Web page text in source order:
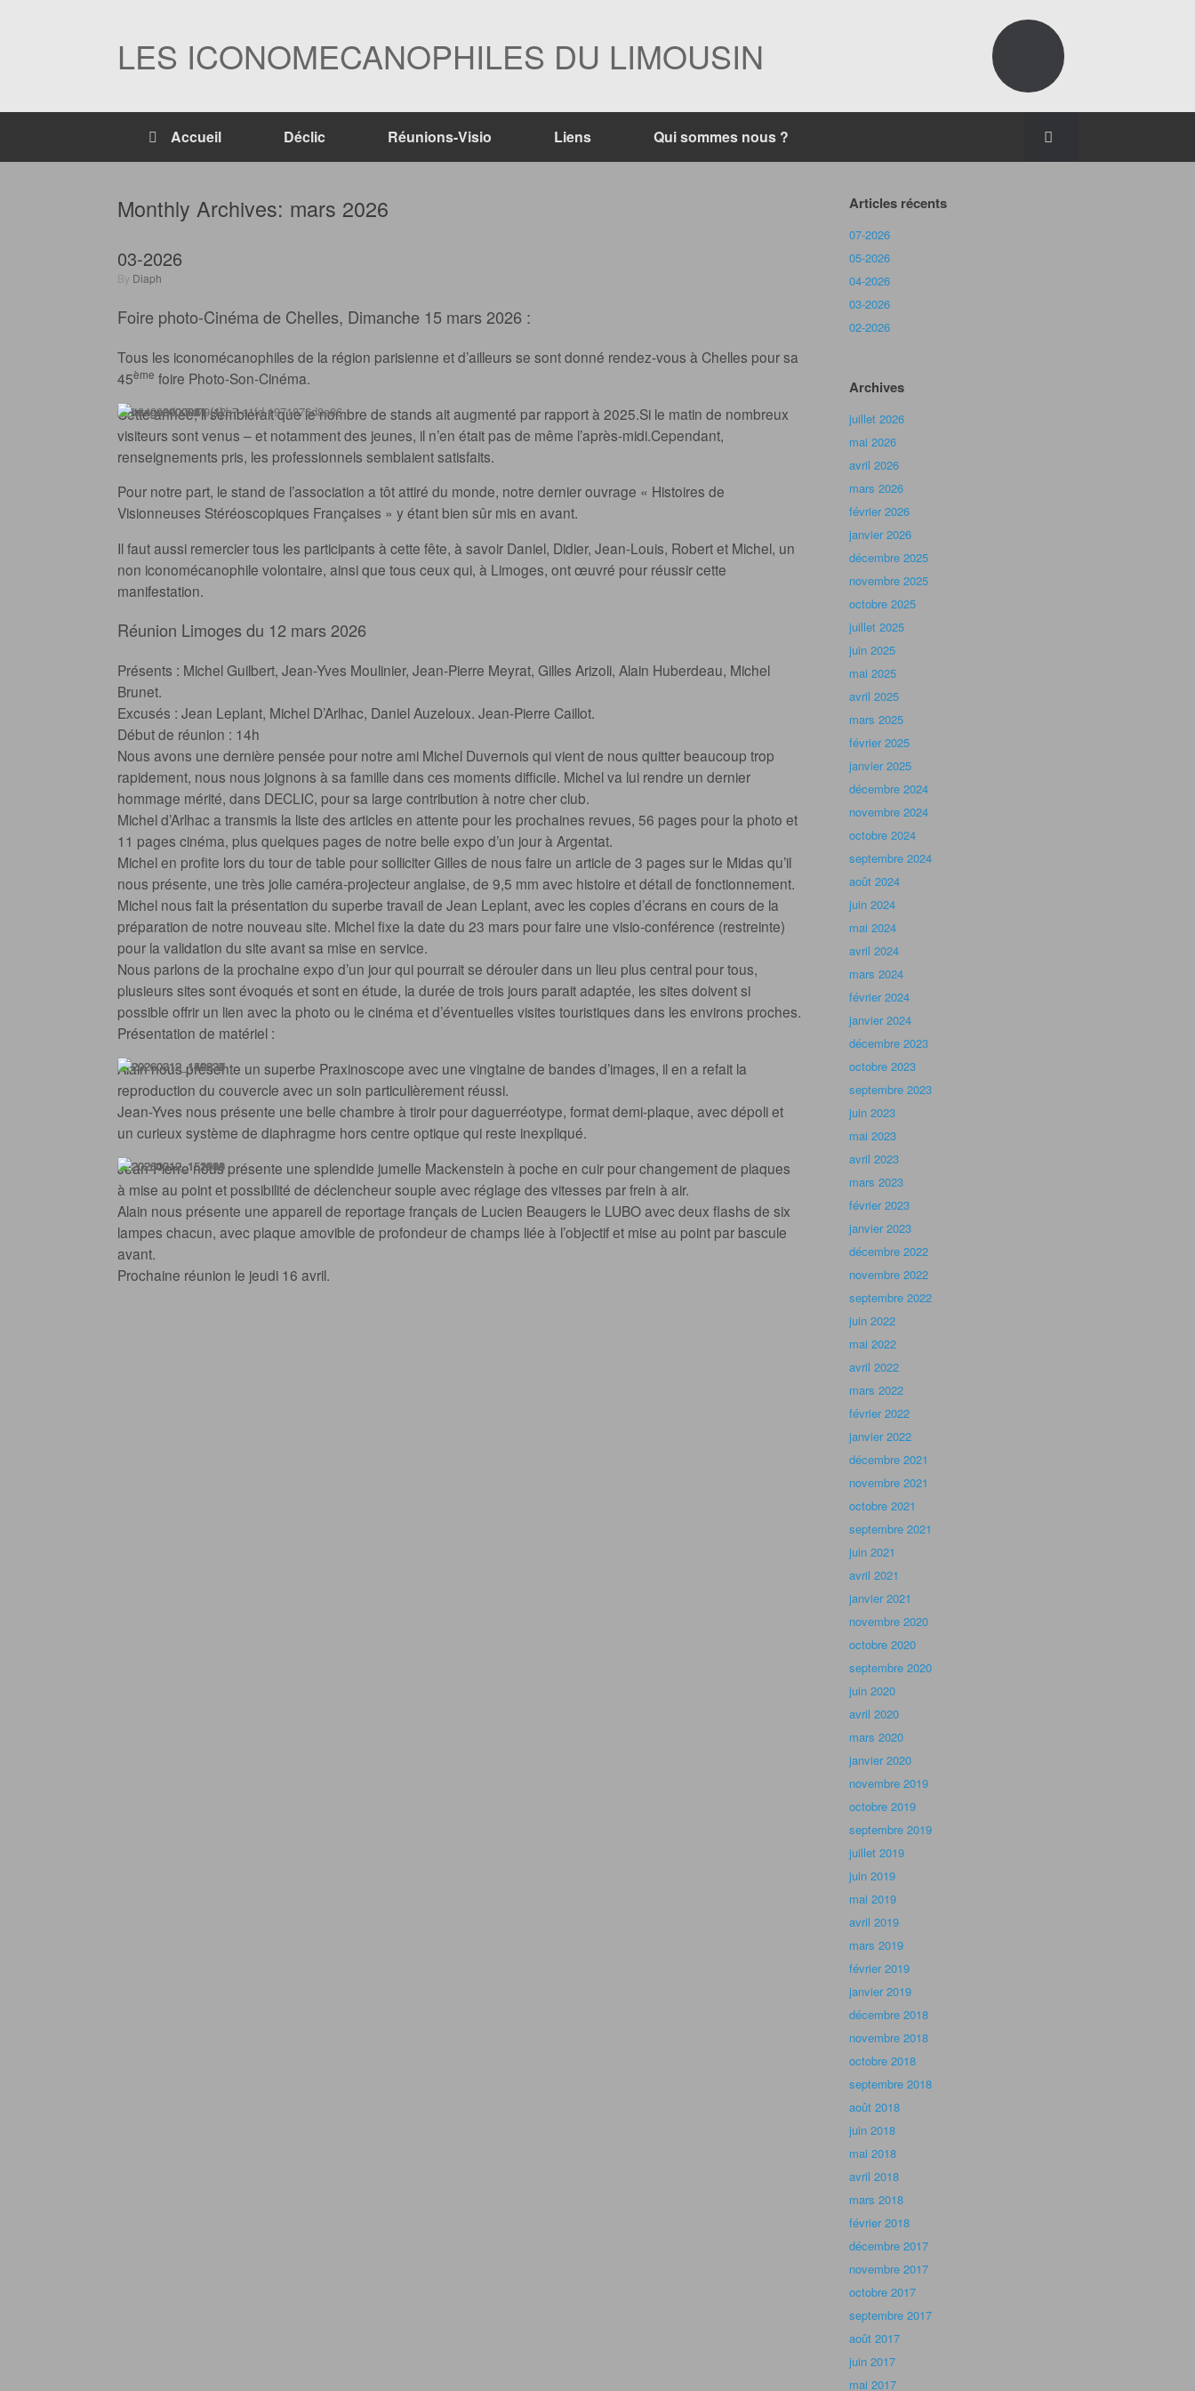
LES ICONOMECANOPHILES DU LIMOUSIN
Accueil Déclic Réunions-Visio Liens Qui sommes nous ?
Monthly Archives: mars 2026
03-2026
by Diaph
Foire photo-Cinéma de Chelles, Dimanche 15 mars 2026 :
Tous les iconomécanophiles de la région parisienne et d’ailleurs se sont donné rendez-vous à Chelles pour sa
45ème foire Photo-Son-Cinéma.
Cette année, il semblerait que le nombre de stands ait augmenté par rapport à 2025.Si le matin de nombreux
visiteurs sont venus – et notamment des jeunes, il n’en était pas de même l’après-midi.Cependant,
renseignements pris, les professionnels semblaient satisfaits.
Pour notre part, le stand de l’association a tôt attiré du monde, notre dernier ouvrage « Histoires de
Visionneuses Stéréoscopiques Françaises » y étant bien sûr mis en avant.
Il faut aussi remercier tous les participants à cette fête, à savoir Daniel, Didier, Jean-Louis, Robert et Michel, un
non iconomécanophile volontaire, ainsi que tous ceux qui, à Limoges, ont œuvré pour réussir cette
manifestation.
Réunion Limoges du 12 mars 2026
Présents : Michel Guilbert, Jean-Yves Moulinier, Jean-Pierre Meyrat, Gilles Arizoli, Alain Huberdeau, Michel
Brunet.
Excusés : Jean Leplant, Michel D’Arlhac, Daniel Auzeloux. Jean-Pierre Caillot.
Début de réunion : 14h
Nous avons une dernière pensée pour notre ami Michel Duvernois qui vient de nous quitter beaucoup trop
rapidement, nous nous joignons à sa famille dans ces moments difficile. Michel va lui rendre un dernier
hommage mérité, dans DECLIC, pour sa large contribution à notre cher club.
Michel d’Arlhac a transmis la liste des articles en attente pour les prochaines revues, 56 pages pour la photo et
11 pages cinéma, plus quelques pages de notre belle expo d’un jour à Argentat.
Michel en profite lors du tour de table pour solliciter Gilles de nous faire un article de 3 pages sur le Midas qu’il
nous présente, une très jolie caméra-projecteur anglaise, de 9,5 mm avec histoire et détail de fonctionnement.
Michel nous fait la présentation du superbe travail de Jean Leplant, avec les copies d’écrans en cours de la
préparation de notre nouveau site. Michel fixe la date du 23 mars pour faire une visio-conférence (restreinte)
pour la validation du site avant sa mise en service.
Nous parlons de la prochaine expo d’un jour qui pourrait se dérouler dans un lieu plus central pour tous,
plusieurs sites sont évoqués et sont en étude, la durée de trois jours parait adaptée, les sites doivent si
possible offrir un lien avec la photo ou le cinéma et d’éventuelles visites touristiques dans les environs proches.
Présentation de matériel :
Alain nous présente un superbe Praxinoscope avec une vingtaine de bandes d’images, il en a refait la
reproduction du couvercle avec un soin particulièrement réussi.
Jean-Yves nous présente une belle chambre à tiroir pour daguerréotype, format demi-plaque, avec dépoli et
un curieux système de diaphragme hors centre optique qui reste inexpliqué.
Jean-Pierre nous présente une splendide jumelle Mackenstein à poche en cuir pour changement de plaques
à mise au point et possibilité de déclencheur souple avec réglage des vitesses par frein à air.
Alain nous présente une appareil de reportage français de Lucien Beaugers le LUBO avec deux flashs de six
lampes chacun, avec plaque amovible de profondeur de champs liée à l’objectif et mise au point par bascule
avant.
Prochaine réunion le jeudi 16 avril.
Articles récents
07-2026
05-2026
04-2026
03-2026
02-2026
Archives
juillet 2026
mai 2026
avril 2026
mars 2026
février 2026
janvier 2026
décembre 2025
novembre 2025
octobre 2025
juillet 2025
juin 2025
mai 2025
avril 2025
mars 2025
février 2025
janvier 2025
décembre 2024
novembre 2024
octobre 2024
septembre 2024
août 2024
juin 2024
mai 2024
avril 2024
mars 2024
février 2024
janvier 2024
décembre 2023
octobre 2023
septembre 2023
juin 2023
mai 2023
avril 2023
mars 2023
février 2023
janvier 2023
décembre 2022
novembre 2022
septembre 2022
juin 2022
mai 2022
avril 2022
mars 2022
février 2022
janvier 2022
décembre 2021
novembre 2021
octobre 2021
septembre 2021
juin 2021
avril 2021
janvier 2021
novembre 2020
octobre 2020
septembre 2020
juin 2020
avril 2020
mars 2020
janvier 2020
novembre 2019
octobre 2019
septembre 2019
juillet 2019
juin 2019
mai 2019
avril 2019
mars 2019
février 2019
janvier 2019
décembre 2018
novembre 2018
octobre 2018
septembre 2018
août 2018
juin 2018
mai 2018
avril 2018
mars 2018
février 2018
décembre 2017
novembre 2017
octobre 2017
septembre 2017
août 2017
juin 2017
mai 2017